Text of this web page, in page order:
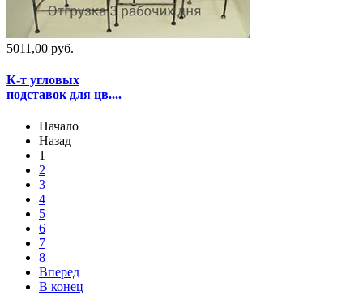
5011,00 руб.
К-т угловых
подставок для цв....
Начало
Назад
1
2
3
4
5
6
7
8
Вперед
В конец